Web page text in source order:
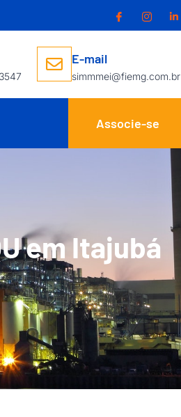
E-mail
simmmei@fiemg.com.br
Associe-se
em Itajubá